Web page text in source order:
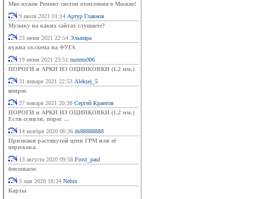
Мне нужен Ремонт систем отопления в Москве!
9 июля 2021 01:14 Артур Главнов
Музыку на каких сайтах слушаете?
23 июня 2021 22:54 Эльвира
нужна эл.схема на ФУГА
19 июня 2021 23:51 rustem006
ПОРОГИ и АРКИ ИЗ ОЦИНКОВКИ (1.2 мм.)
31 января 2021 22:53 Aleksej_5
вопрос
27 января 2021 20:38 Сергей Крантов
ПОРОГИ и АРКИ ИЗ ОЦИНКОВКИ (1.2 мм.)
Если сгнили, порог ...
14 ноября 2020 06:36 ds88888888
Признаки растянутой цепи ГРМ или её
перескока.
13 августа 2020 09:58 Frost_paul
бензонасос
3 мая 2020 18:24 Nebin
Карты